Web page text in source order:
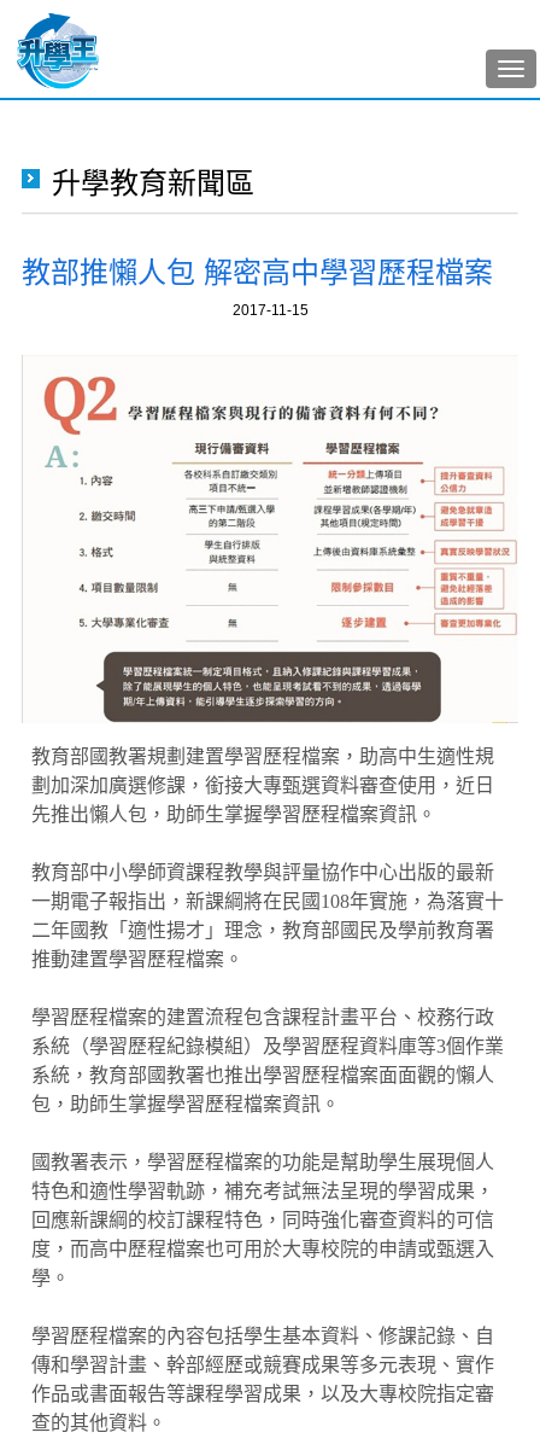
升學教育新聞區
教部推懶人包 解密高中學習歷程檔案
2017-11-15
教育部國教署規劃建置學習歷程檔案，助高中生適性規
劃加深加廣選修課，銜接大專甄選資料審查使用，近日
先推出懶人包，助師生掌握學習歷程檔案資訊。
教育部中小學師資課程教學與評量協作中心出版的最新
一期電子報指出，新課綱將在民國108年實施，為落實十
二年國教「適性揚才」理念，教育部國民及學前教育署
推動建置學習歷程檔案。
學習歷程檔案的建置流程包含課程計畫平台、校務行政
系統（學習歷程紀錄模組）及學習歷程資料庫等3個作業
系統，教育部國教署也推出學習歷程檔案面面觀的懶人
包，助師生掌握學習歷程檔案資訊。
國教署表示，學習歷程檔案的功能是幫助學生展現個人
特色和適性學習軌跡，補充考試無法呈現的學習成果，
回應新課綱的校訂課程特色，同時強化審查資料的可信
度，而高中歷程檔案也可用於大專校院的申請或甄選入
學。
學習歷程檔案的內容包括學生基本資料、修課記錄、自
傳和學習計畫、幹部經歷或競賽成果等多元表現、實作
作品或書面報告等課程學習成果，以及大專校院指定審
查的其他資料。